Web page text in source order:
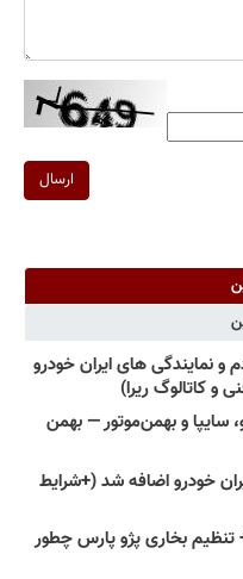
ارسال
و نمایندگی های ایران خودرو
کاتالوگ ریرا)
سایپا و بهمن‌موتور — بهمن
خودرو اضافه شد (+شرایط
بخاری پژو پارس چطور